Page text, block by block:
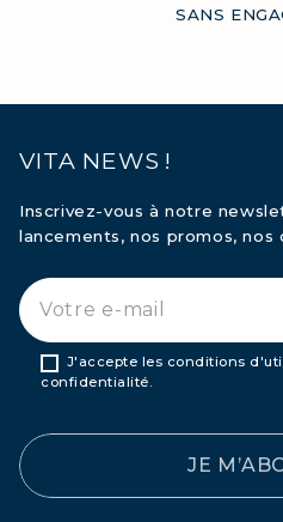
SANS
VITA NEWS !
Inscrivez-vous à notre
lancements, nos promos, nos
J'accepte les conditions
confidentialité.
JE